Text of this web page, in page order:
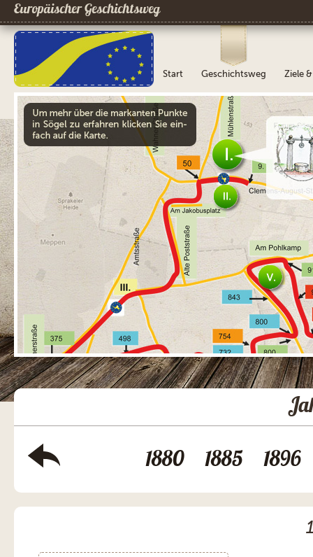
Europäischer Geschichtsweg
Start Geschichtsweg Ziele
1880 1885 1896